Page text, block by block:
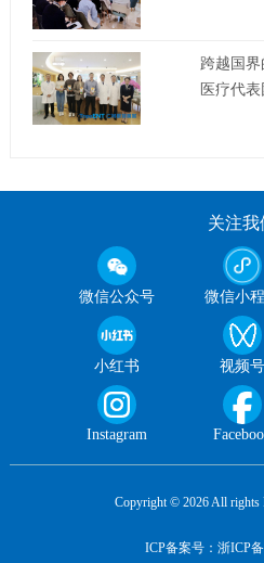
跨越国
医疗代
关注我
微信公众号 微信小
小红书 视频号
Instagram
Copyright © 2026 All rights
ICP备案号：浙ICP